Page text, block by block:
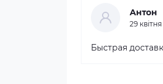
Антон
29
Быстрая